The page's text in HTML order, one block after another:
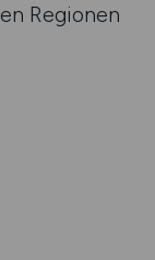
Regionen